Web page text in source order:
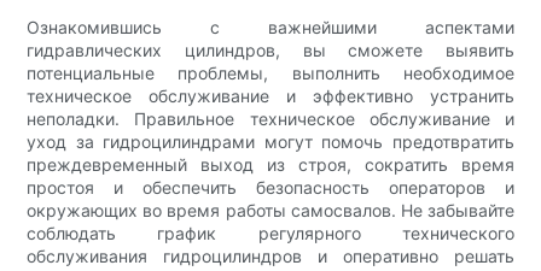
Ознакомившись с важнейшими аспектами
гидравлических цилиндров, вы сможете выявить
потенциальные проблемы, выполнить необходимое
техническое обслуживание и эффективно устранить
неполадки. Правильное техническое обслуживание и
уход за гидроцилиндрами могут помочь предотвратить
преждевременный выход из строя, сократить время
простоя и обеспечить безопасность операторов и
окружающих во время работы самосвалов. Не забывайте
соблюдать график регулярного технического
обслуживания гидроцилиндров и оперативно решать